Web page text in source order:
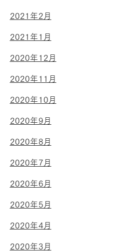
2021年2月
2021年1月
2020年12月
2020年11月
2020年10月
2020年9月
2020年8月
2020年7月
2020年6月
2020年5月
2020年4月
2020年3月